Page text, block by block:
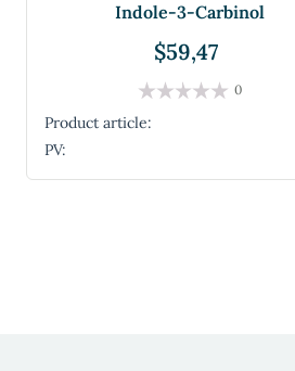
Indole-3-Carbinol
$59,47
0
Product article:
PV: